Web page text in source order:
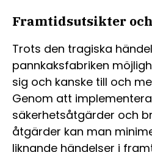
Framtidsutsikter
Trots den tragiska
pannkaksfabriken
sig och kanske till och
Genom att
säkerhetsåtgärder och
åtgärder kan man
liknande händelser i